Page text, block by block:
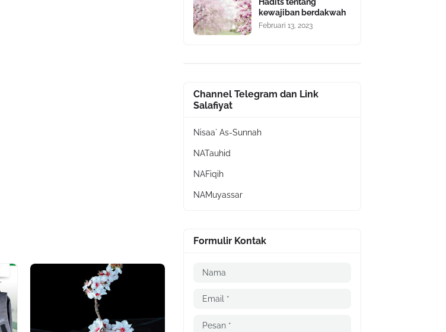
kewajiban berdakwah
Februari 13, 2023
Channel Telegram dan Link
Salafiyat
Nisaa` As-Sunnah
NATauhid
NAFiqih
NAMuyassar
Formulir Kontak